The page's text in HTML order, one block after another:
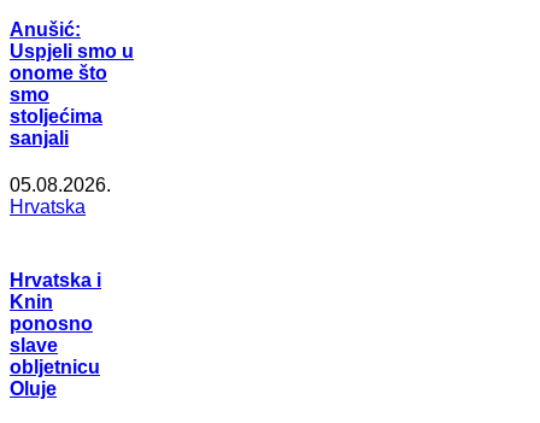
Anušić:
Uspjeli smo u
onome što
smo
stoljećima
sanjali
05.08.2026.
Hrvatska
Hrvatska i
Knin
ponosno
slave
obljetnicu
Oluje